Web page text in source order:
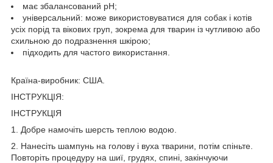
має збалансований рН;
універсальний: може використовуватися для собак і котів
усіх порід та вікових груп, зокрема для тварин із чутливою або
схильною до подразнення шкірою;
підходить для частого використання.
Країна-виробник: США.
ІНСТРУКЦІЯ:
ІНСТРУКЦІЯ
1. Добре намочіть шерсть теплою водою.
2. Нанесіть шампунь на голову і вуха тварини, потім спіньте.
Повторіть процедуру на шиї, грудях, спині, закінчуючи